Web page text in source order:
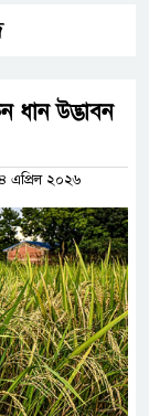
ধান উদ্ভাবন
এপ্রিল ২০২৬